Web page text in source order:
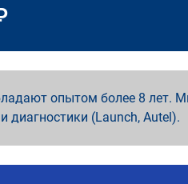
опытом более 8 лет.
диагностики (Launch, Autel).